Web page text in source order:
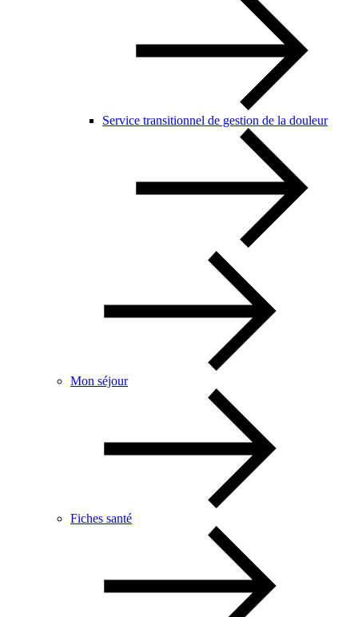
Service transitionnel de gestion de la douleur
Mon séjour
Fiches santé